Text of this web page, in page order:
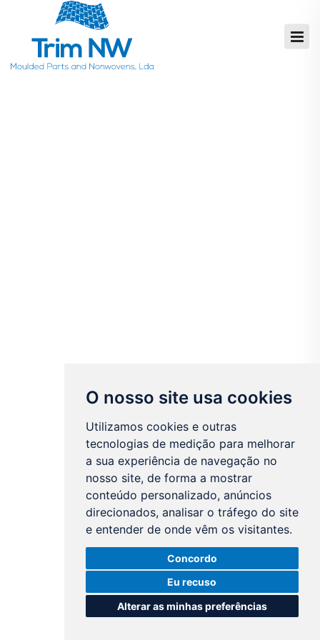
O nosso site usa cookies
Utilizamos cookies e outras
tecnologias de medição para melhorar
a sua experiência de navegação no
nosso site, de forma a mostrar
conteúdo personalizado, anúncios
direcionados, analisar o tráfego do site
e entender de onde vêm os visitantes.
Concordo
Eu recuso
Alterar as minhas preferências